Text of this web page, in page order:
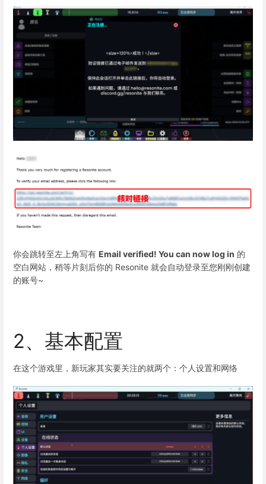
你会跳转至左上角写有 Email verified! You can now log in 的
空白网站，稍等片刻后你的 Resonite 就会自动登录至您刚刚创建
的账号~
2、基本配置
在这个游戏里，新玩家其实要关注的就两个：个人设置和网络